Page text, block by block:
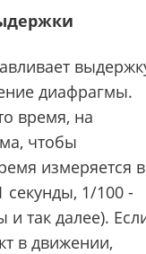
диафрагмы.
время, на
чтобы
измеряется в
секунды, 1/100 -
и так далее).
в движении,